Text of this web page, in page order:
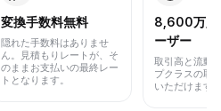
変換手数料無料
隠れた手数料はありませ
ん。見積もりレートが、そ
のままお支払いの最終レー
トとなります。
8,600万人
ーザー
取引高と流動
プクラスの取
いただけます